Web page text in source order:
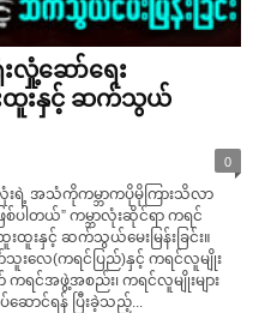
လှုံ့ဆော်ရေး
းထူးနှင့် ဆက်သွယ်
0
းရဲ့ အသံကိုကမ္ဘာကပိုမိုကြားသိလာ
စ်ပါတယ်” ကမ္ဘာလုံးဆိုင်ရာ ကရင်
ထူးနှင့် ဆက်သွယ်မေးမြန်းခြင်း။
သူးလေ(ကရင်ပြည်)နှင့် ကရင်လူမျိုး
ကရင်အဖွဲ့အစည်း၊ ကရင်လူမျိုးများ
ောင်ရန် ပြီးခဲ့သည့်...